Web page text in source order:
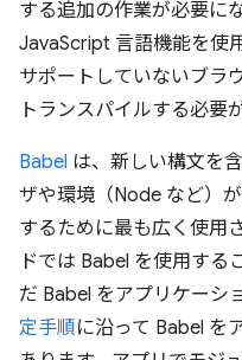
する追加の作業が必要に
JavaScript 言語機能を使
サポートしていないブラ
トランスパイルする必要
Babel は、新しい構文を
ザや環境（Node など）
するために最も広く使用
ドでは Babel を使用する
だ Babel をアプリケーシ
定手順に沿って Babel を